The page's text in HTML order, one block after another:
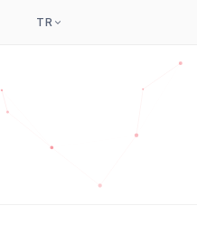
TR